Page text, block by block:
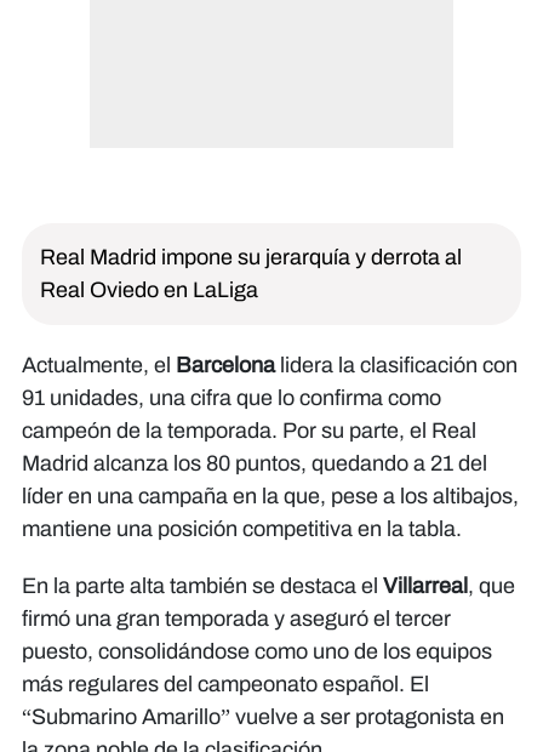
Real Madrid impone su jerarquía y derrota al
Real Oviedo en LaLiga
Actualmente, el Barcelona lidera la clasificación con
91 unidades, una cifra que lo confirma como
campeón de la temporada. Por su parte, el Real
Madrid alcanza los 80 puntos, quedando a 21 del
líder en una campaña en la que, pese a los altibajos,
mantiene una posición competitiva en la tabla.
En la parte alta también se destaca el Villarreal , que
firmó una gran temporada y aseguró el tercer
puesto, consolidándose como uno de los equipos
más regulares del campeonato español. El
“Submarino Amarillo” vuelve a ser protagonista en